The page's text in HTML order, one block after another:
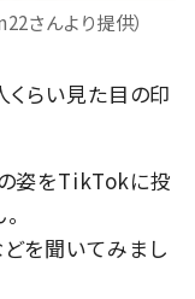
さんより提供）
くらい見た目の印
姿をTikTokに投
を聞いてみまし